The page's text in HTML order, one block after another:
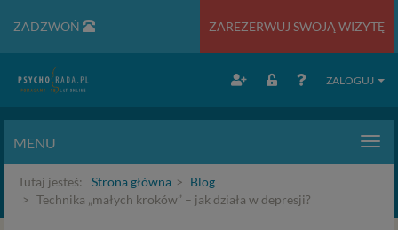
ZADZWOŃ ZAREZERWUJ SWOJĄ WIZYTĘ
ZALOGUJ
MENU
Tutaj jesteś: Strona główna
Blog
Technika „małych kroków” – jak działa w depresji?